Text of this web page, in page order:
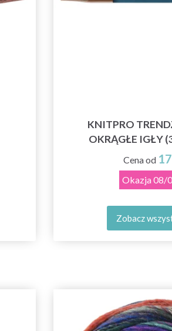
KNITPRO
OKRĄGŁE IGŁY
Cena od
Okazja08/
Zobacz